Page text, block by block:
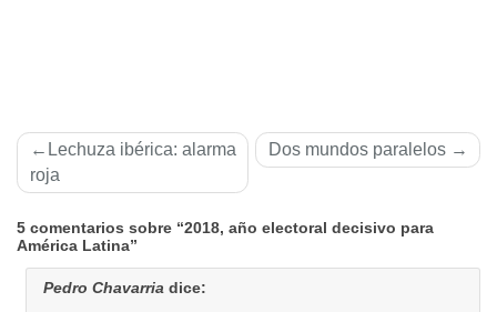
Navegación
de
Lechuza ibérica: alarma
roja
Dos mundos paralelos
5 comentarios sobre “2018, año electoral decisivo para
América Latina”
Pedro Chavarria dice: